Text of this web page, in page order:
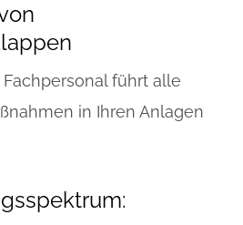
führt alle
in Ihren Anlagen